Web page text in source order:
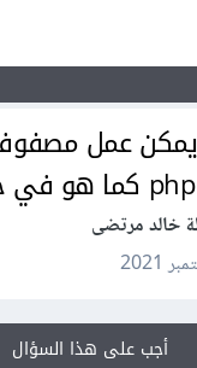
عمل
خالد مرتضى
أجب على هذا السؤال